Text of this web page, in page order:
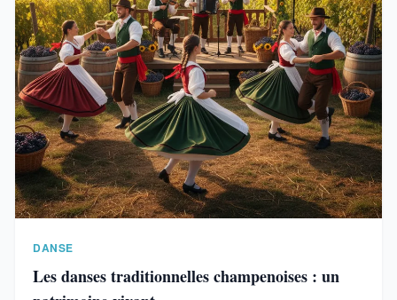
DANSE
Les danses traditionnelles champenoises : un